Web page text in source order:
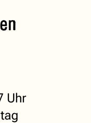
Uhr